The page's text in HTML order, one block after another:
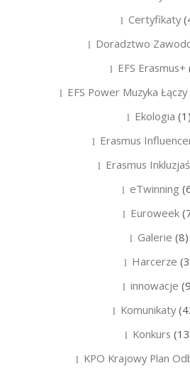
Certyfikaty
Doradztwo
EFS Erasmus+
EFS Power Muzyka
Ekologia (1)
Erasmus
Erasmus
eTwinning
Euroweek
Galerie (8)
Harcerze
innowacje
Komunikaty
Konkurs
KPO Krajowy Plan